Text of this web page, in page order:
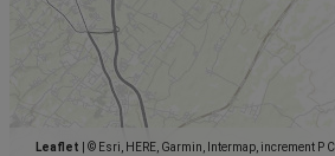
Leaflet
© Esri, HERE, Garmin, Intermap, increment P